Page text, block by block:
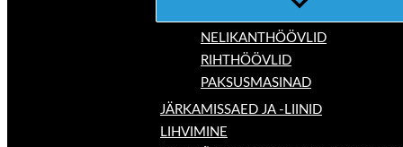
NELIKANTHÖÖVLID
RIHTHÖÖVLID
PAKSUSMASINAD
JÄRKAMISSAED JA -LIINID
LIHVIMINE